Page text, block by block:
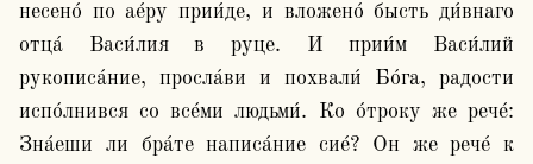
несено́ по ае́ру прии́де, и вложено́ бысть ди́внаго
отца́ Васи́лия в руце. И прии́м Васи́лий
рукописа́ние, просла́ви и похвали́ Бо́га, радости
испо́лнився со все́ми людьми́. Ко о́троку же рече́:
Зна́еши ли бра́те написа́ние сие́? Он же рече́ к